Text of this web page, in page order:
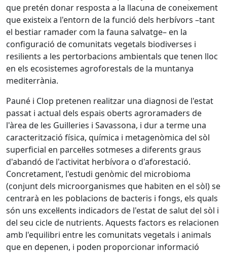
que pretén donar resposta a la llacuna de coneixement
que existeix a l'entorn de la funció dels herbívors –tant
el bestiar ramader com la fauna salvatge– en la
configuració de comunitats vegetals biodiverses i
resilients a les pertorbacions ambientals que tenen lloc
en els ecosistemes agroforestals de la muntanya
mediterrània.
Pauné i Clop pretenen realitzar una diagnosi de l'estat
passat i actual dels espais oberts agroramaders de
l'àrea de les Guilleries i Savassona, i dur a terme una
caracterització física, química i metagenòmica del sòl
superficial en parcel·les sotmeses a diferents graus
d'abandó de l'activitat herbívora o d'aforestació.
Concretament, l'estudi genòmic del microbioma
(conjunt dels microorganismes que habiten en el sòl) se
centrarà en les poblacions de bacteris i fongs, els quals
són uns excel·lents indicadors de l'estat de salut del sòl i
del seu cicle de nutrients. Aquests factors es relacionen
amb l'equilibri entre les comunitats vegetals i animals
que en depenen, i poden proporcionar informació